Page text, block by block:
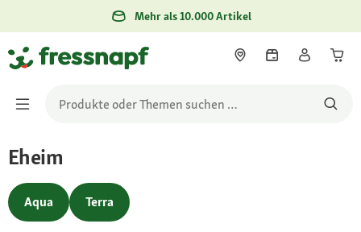
Mehr als 10.000 Artikel
Eheim
Aqua Terra